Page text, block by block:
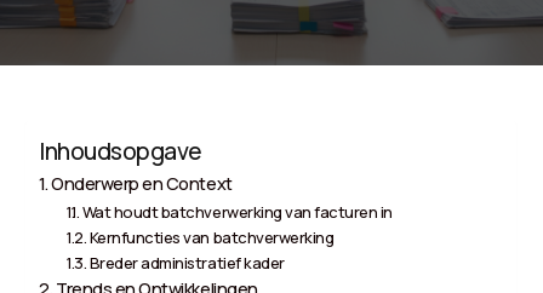
Inhoudsopgave
Onderwerp en Context
Wat houdt batchverwerking van facturen in
Kernfuncties van batchverwerking
Breder administratief kader
Trends en Ontwikkelingen